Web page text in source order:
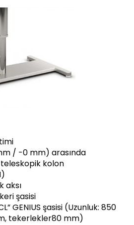
/ -0 mm) arasında
kolon
aksı
şasisi
GENIUS şasisi (Uzunluk: 850
tekerlekler80 mm)